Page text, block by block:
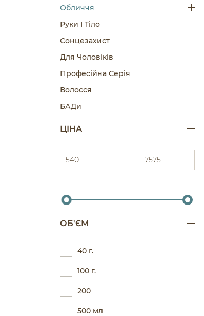
Обличчя
Руки І Тіло
Сонцезахист
Для Чоловіків
Професійна Серія
Волосся
БАДи
ЦІНА
ОБ'ЄМ
40 г.
100 г.
200
500 мл